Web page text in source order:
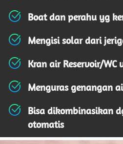
Boat dan perahu yg
Mengisi solar dari
Kran air Reservoir/WC
Menguras genangan
Bisa dikombinasikan
otomatis